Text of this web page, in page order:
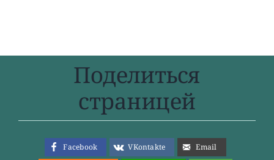
Поделиться
страницей
Facebook VKontakte
Email